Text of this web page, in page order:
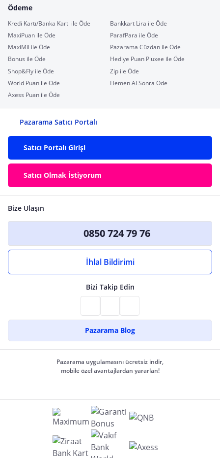
Ödeme
Kredi Kartı/Banka Kartı ile Öde
Bankkart Lira ile Öde
MaxiPuan ile Öde
ParafPara ile Öde
MaxiMil ile Öde
Pazarama Cüzdan ile Öde
Bonus ile Öde
Hediye Puan Pluxee ile Öde
Shop&Fly ile Öde
Zip ile Öde
World Puan ile Öde
Hemen Al Sonra Öde
Axess Puan ile Öde
Pazarama Satıcı Portalı
Satıcı Portalı Girişi
Satıcı Olmak İstiyorum
Bize Ulaşın
0850 724 79 76
İhlal Bildirimi
Bizi Takip Edin
Pazarama Blog
Pazarama uygulamasını ücretsiz indir,
mobile özel avantajlardan yararlan!